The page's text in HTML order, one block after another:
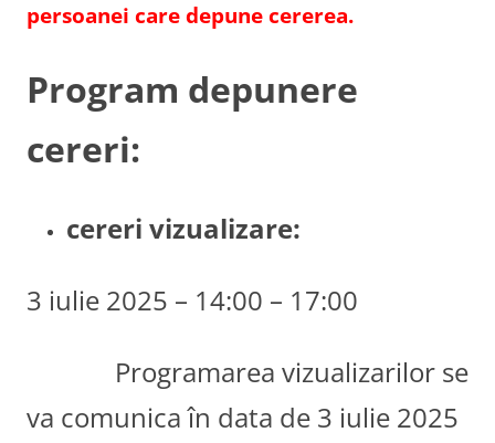
persoanei care depune cererea.
Program depunere
cereri:
cereri vizualizare:
3 iulie 2025 – 14:00 – 17:00
Programarea vizualizarilor se
va comunica în data de 3 iulie 2025